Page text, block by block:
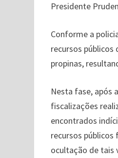
Presidente
Conforme a
recursos
propinas,
Nesta fase, após
fiscalizações
encontrados
recursos públicos
ocultação de tais